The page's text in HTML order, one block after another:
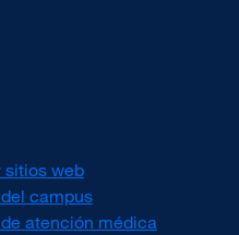
sitios web
campus
atención médica